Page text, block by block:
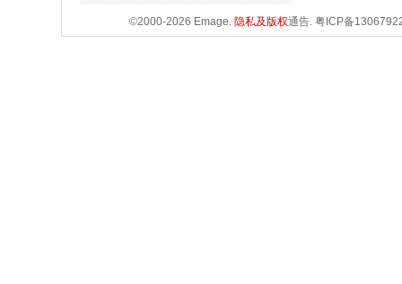
©2000-2026 Emage. 隐私及版权通告. 粤ICP备